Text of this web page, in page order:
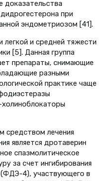
доказательства
при
эндометриозом [41].
легкой и средней тяжести
[5]. Данная группа
препараты, снимающие
разными
практике чаще
средством лечения
является дротаверин
спазмолитическое
за счет ингибирования
4), участвующего в